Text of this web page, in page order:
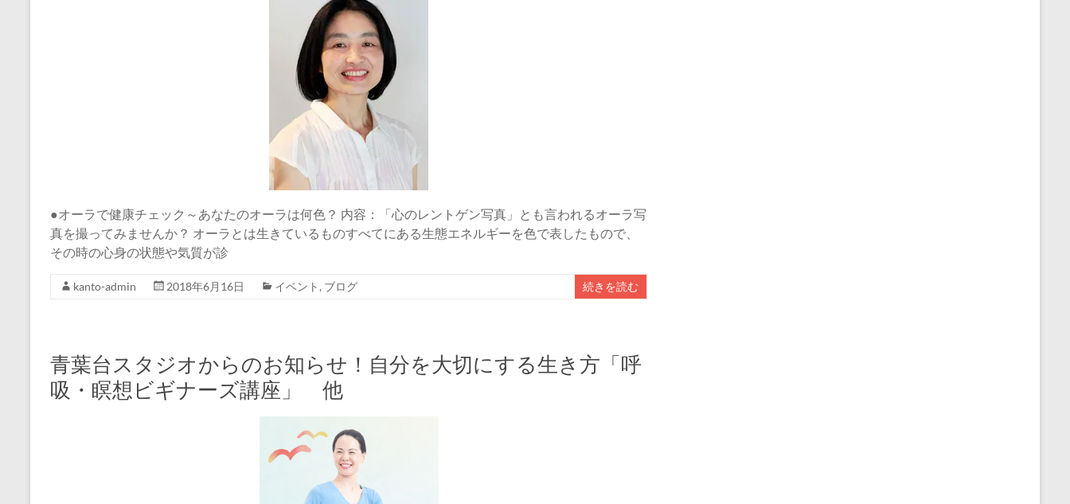
●オーラで健康チェック～あなたのオーラは何色？ 内容：「心のレントゲン写真」とも言われるオーラ写
真を撮ってみませんか？ オーラとは生きているものすべてにある生態エネルギーを色で表したもので、
その時の心身の状態や気質が診
kanto-admin 2018年6月16日 イベント , ブログ 続きを読む
青葉台スタジオからのお知らせ！自分を大切にする生き方「呼
吸・瞑想ビギナーズ講座」 他